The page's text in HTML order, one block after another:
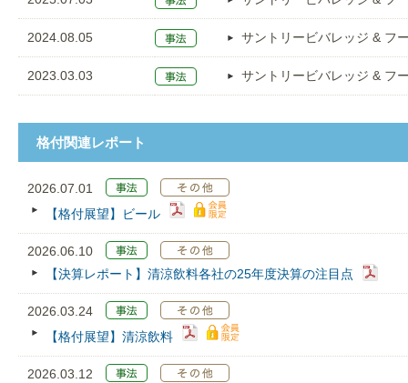
2024.08.05 サントリービバレッジ & フ
2023.03.03 サントリービバレッジ & フ
格付関連レポート
2026.07.01
【格付展望】ビール
2026.06.10
【決算レポート】清涼飲料各社の25年度決算の注目点
2026.03.24
【格付展望】清涼飲料
2026.03.12